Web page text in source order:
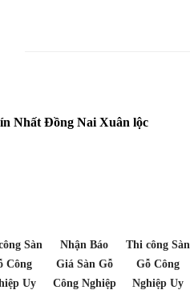
Nhất Đồng Nai Xuân lộc
Sàn
Công
Uy
Nhận Báo
Giá Sàn Gỗ
Công Nghiệp
Thi công Sàn
Gỗ Công
Nghiệp Uy